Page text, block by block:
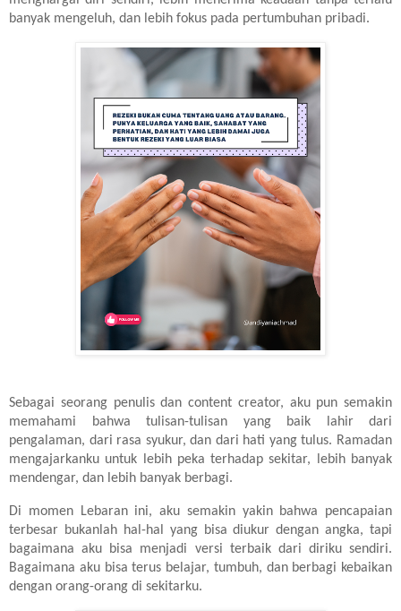
banyak mengeluh, dan lebih fokus pada pertumbuhan pribadi.
Sebagai seorang penulis dan content creator, aku pun semakin
memahami bahwa tulisan-tulisan yang baik lahir dari
pengalaman, dari rasa syukur, dan dari hati yang tulus. Ramadan
mengajarkanku untuk lebih peka terhadap sekitar, lebih banyak
mendengar, dan lebih banyak berbagi.
Di momen Lebaran ini, aku semakin yakin bahwa pencapaian
terbesar bukanlah hal-hal yang bisa diukur dengan angka, tapi
bagaimana aku bisa menjadi versi terbaik dari diriku sendiri.
Bagaimana aku bisa terus belajar, tumbuh, dan berbagi kebaikan
dengan orang-orang di sekitarku.